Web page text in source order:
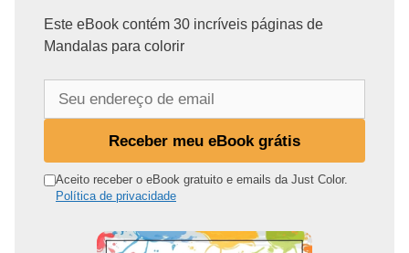
Este eBook contém 30 incríveis páginas de
Mandalas para colorir
n
Receber meu eBook grátis
Aceito receber o eBook gratuito e emails da Just Color.
Política de privacidade